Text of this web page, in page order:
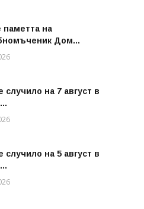
паметта на
Дом...
случило на 7 август в
случило на 5 август в